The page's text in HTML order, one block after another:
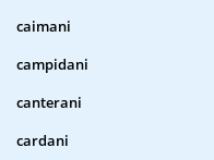
caimani
campidani
canterani
cardani